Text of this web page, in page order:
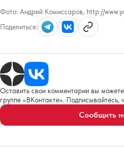
Фото: Андрей Комиссаров, http://
Поделиться:
Оставить свои комментарии вы
группе «ВКонтакте». Подписывайтесь,
Сообщить